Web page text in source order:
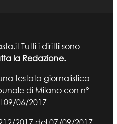
Tutti i diritti sono
la Redazione.
testata giornalistica
di Milano con n°
09/06/2017